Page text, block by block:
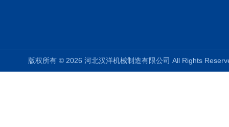
版权所有 © 2026 河北汉洋机械制造有限公司 All Rights